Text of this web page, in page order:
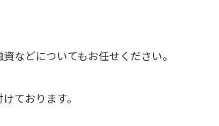
などについてもお任せください。
ております。